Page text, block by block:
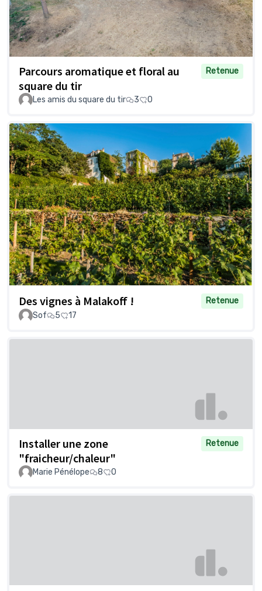
Parcours aromatique et floral au
square du tir
Retenue
Les amis du square du tir 3 0
Des vignes à Malakoff !
Retenue
Sof
5 17
Installer une zone
"fraicheur/chaleur"
Retenue
Marie Pénélope 8 0